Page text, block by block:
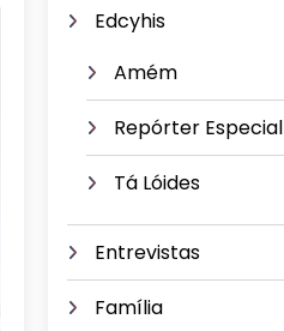
Edcyhis
Amém
Repórter Especial
Tá Lóides
Entrevistas
Família